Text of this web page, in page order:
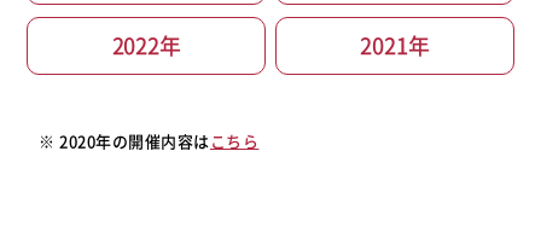
2022年 2021年
※ 2020年の開催内容はこちら